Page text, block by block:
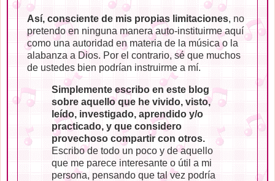
Así, consciente de mis propias limitaciones, no
pretendo en ninguna manera auto-instituirme aquí
como una autoridad en materia de la música o la
alabanza a Dios. Por el contrario, sé que muchos
de ustedes bien podrían instruirme a mí.
Simplemente escribo en este blog
sobre aquello que he vivido, visto,
leído, investigado, aprendido y/o
practicado, y que considero
provechoso compartir con otros.
Escribo de todo un poco y de aquello
que me parece interesante o útil a mi
persona, pensando que tal vez podría